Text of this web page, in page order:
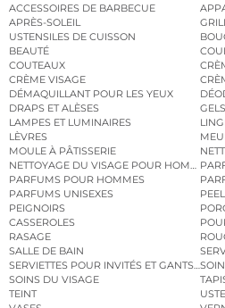
ACCESSOIRES DE BARBECUE
APRÈS-SOLEIL
USTENSILES DE CUISSON
BEAUTÉ
COUTEAUX
CRÈME VISAGE
DÉMAQUILLANT POUR LES YEUX
DRAPS ET ALÈSES
LAMPES ET LUMINAIRES
LÈVRES
MOULE À PÂTISSERIE
NETTOYAGE DU VISAGE POUR HOMMES
PARFUMS POUR HOMMES
PARFUMS UNISEXES
PEIGNOIRS
CASSEROLES
RASAGE
SALLE DE BAIN
SERVIETTES POUR INVITÉS ET GANTS DE
SOINS DU VISAGE
TEINT